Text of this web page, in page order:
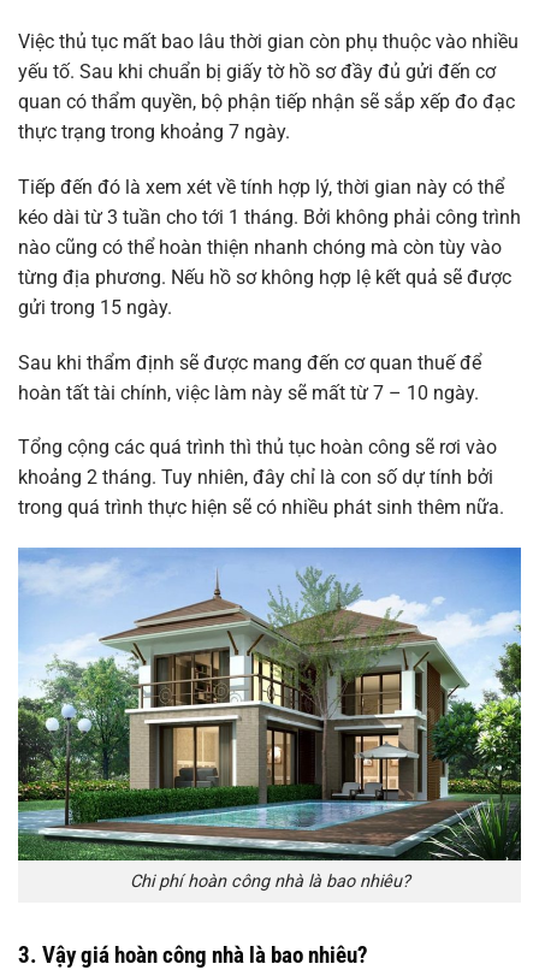
Việc thủ tục mất bao lâu thời gian còn phụ thuộc vào nhiều
yếu tố. Sau khi chuẩn bị giấy tờ hồ sơ đầy đủ gửi đến cơ
quan có thẩm quyền, bộ phận tiếp nhận sẽ sắp xếp đo đạc
thực trạng trong khoảng 7 ngày.
Tiếp đến đó là xem xét về tính hợp lý, thời gian này có thể
kéo dài từ 3 tuần cho tới 1 tháng. Bởi không phải công trình
nào cũng có thể hoàn thiện nhanh chóng mà còn tùy vào
từng địa phương. Nếu hồ sơ không hợp lệ kết quả sẽ được
gửi trong 15 ngày.
Sau khi thẩm định sẽ được mang đến cơ quan thuế để
hoàn tất tài chính, việc làm này sẽ mất từ 7 – 10 ngày.
Tổng cộng các quá trình thì thủ tục hoàn công sẽ rơi vào
khoảng 2 tháng. Tuy nhiên, đây chỉ là con số dự tính bởi
trong quá trình thực hiện sẽ có nhiều phát sinh thêm nữa.
Chi phí hoàn công nhà là bao nhiêu?
3. Vậy giá hoàn công nhà là bao nhiêu?